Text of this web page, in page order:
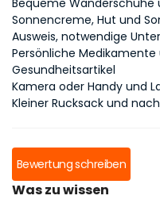
Bequeme Wanderschuhe
Sonnencreme, Hut und
Ausweis, notwendige
Persönliche
Gesundheitsartikel
Kamera oder Handy und
Kleiner Rucksack und
Bewertung schreiben
Was zu wissen